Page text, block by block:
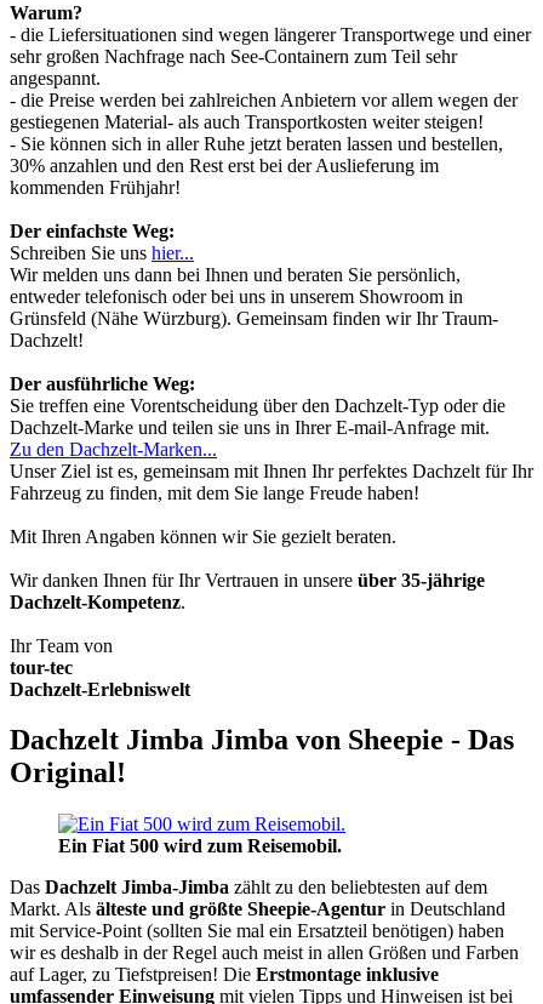
Warum?
- die Liefersituationen sind wegen längerer Transportwege und einer
sehr großen Nachfrage nach See-Containern zum Teil sehr
angespannt.
- die Preise werden bei zahlreichen Anbietern vor allem wegen der
gestiegenen Material- als auch Transportkosten weiter steigen!
- Sie können sich in aller Ruhe jetzt beraten lassen und bestellen,
30% anzahlen und den Rest erst bei der Auslieferung im
kommenden Frühjahr!
Der einfachste Weg:
Schreiben Sie uns hier...
Wir melden uns dann bei Ihnen und beraten Sie persönlich,
entweder telefonisch oder bei uns in unserem Showroom in
Grünsfeld (Nähe Würzburg). Gemeinsam finden wir Ihr Traum-
Dachzelt!
Der ausführliche Weg:
Sie treffen eine Vorentscheidung über den Dachzelt-Typ oder die
Dachzelt-Marke und teilen sie uns in Ihrer E-mail-Anfrage mit.
Zu den Dachzelt-Marken...
Unser Ziel ist es, gemeinsam mit Ihnen Ihr perfektes Dachzelt für Ihr
Fahrzeug zu finden, mit dem Sie lange Freude haben!
Mit Ihren Angaben können wir Sie gezielt beraten.
Wir danken Ihnen für Ihr Vertrauen in unsere über 35-jährige
Dachzelt-Kompetenz.
Ihr Team von
tour-tec
Dachzelt-Erlebniswelt
Dachzelt Jimba Jimba von Sheepie - Das
Original!
Ein Fiat 500 wird zum Reisemobil.
Das Dachzelt Jimba-Jimba zählt zu den beliebtesten auf dem
Markt. Als älteste und größte Sheepie-Agentur in Deutschland
mit Service-Point (sollten Sie mal ein Ersatzteil benötigen) haben
wir es deshalb in der Regel auch meist in allen Größen und Farben
auf Lager, zu Tiefstpreisen! Die Erstmontage inklusive
umfassender Einweisung mit vielen Tipps und Hinweisen ist bei